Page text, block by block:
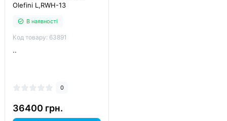
Olefini L,RWH-13
В наявності
Код товару: 63891
..
0
36400 грн.